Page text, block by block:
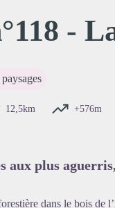
-
12,5km +576m
aux plus
dans le bois de